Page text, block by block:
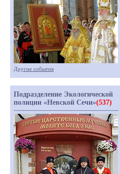
Другие события
Подразделение Экологической
полиции «Невской Сечи»(537)